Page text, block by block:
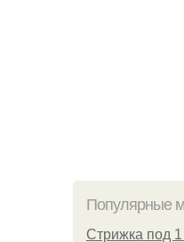
Популярные
Стрижка под